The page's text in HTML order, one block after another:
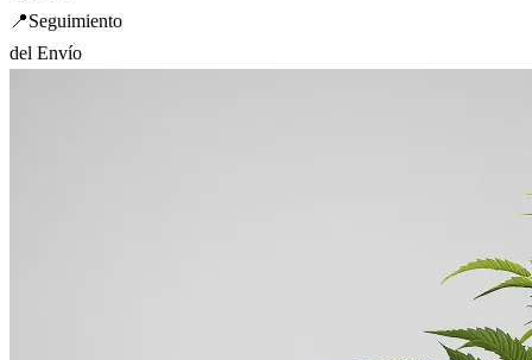
📍Seguimiento
del Envío